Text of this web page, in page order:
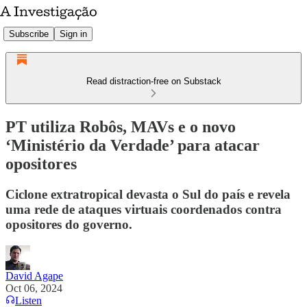
Subscribe Sign in
Read distraction-free on Substack
PT utiliza Robôs, MAVs e o novo
‘Ministério da Verdade’ para atacar
opositores
Ciclone extratropical devasta o Sul do país e revela
uma rede de ataques virtuais coordenados contra
opositores do governo.
David Agape
Oct 06, 2024
Listen